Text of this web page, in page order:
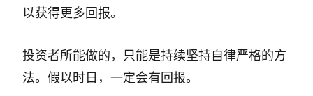
以获得更多回报。
投资者所能做的，只能是持续坚持自律严格的方
法。假以时日，一定会有回报。